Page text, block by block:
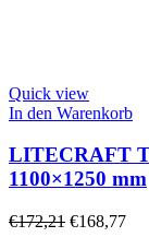
Quick view
In den Warenkorb
LITECRAFT
1100×1250 mm
€172,21 €168,77